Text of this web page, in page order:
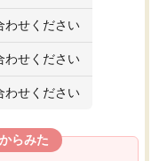
わせください
わせください
わせください
らみた